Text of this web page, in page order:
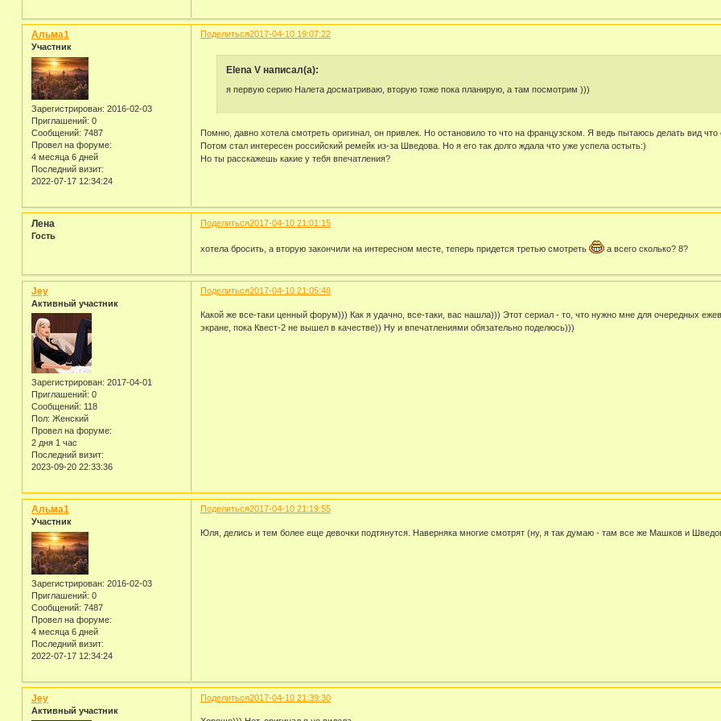
Поделиться2017-04-10 19:07:22
Альма1
Участник
Зарегистрирован: 2016-02-03
Приглашений: 0
Сообщений: 7487
Провел на форуме:
4 месяца 6 дней
Последний визит:
2022-07-17 12:34:24
Elena V написал(а):
я первую серию Налета досматриваю, вторую тоже пока планирую, а там посмотрим )))
Помню, давно хотела смотреть оригинал, он привлек. Но остановило то что на французском. Я ведь пытаюсь делать вид
Потом стал интересен российский ремейк из-за Шведова. Но я его так долго ждала что уже успела остыть:)
Но ты расскажешь какие у тебя впечатления?
Поделиться2017-04-10 21:01:15
Лена
Гость
хотела бросить, а вторую закончили на интересном месте, теперь придется третью смотреть
а всего сколько? 8?
Поделиться2017-04-10 21:05:48
Jey
Активный участник
Зарегистрирован: 2017-04-01
Приглашений: 0
Сообщений: 118
Пол: Женский
Провел на форуме:
2 дня 1 час
Последний визит:
2023-09-20 22:33:36
Какой же все-таки ценный форум))) Как я удачно, все-таки, вас нашла))) Этот сериал - то, что нужно мне для очередных
экране, пока Квест-2 не вышел в качестве)) Ну и впечатлениями обязательно поделюсь)))
Поделиться2017-04-10 21:19:55
Альма1
Участник
Зарегистрирован: 2016-02-03
Приглашений: 0
Сообщений: 7487
Провел на форуме:
4 месяца 6 дней
Последний визит:
2022-07-17 12:34:24
Юля, делись и тем более еще девочки подтянутся. Наверняка многие смотрят (ну, я так думаю - там все же Машков и
Поделиться2017-04-10 21:39:30
Jey
Активный участник